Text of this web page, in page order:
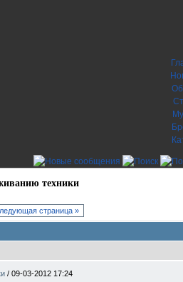
техники
страница »
/ 09-03-2012 17:24